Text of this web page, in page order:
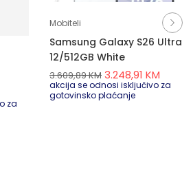
za
Mobiteli
Samsung Galaxy S26 Ultra
12/512GB White
3.609,89KM 3.248,91 KM
akcija se odnosi isključivo za
gotovinsko plaćanje